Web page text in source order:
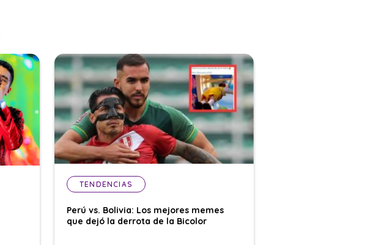
TENDENCIAS
Perú vs. Bolivia: Los mejores memes
que dejó la derrota de la Bicolor